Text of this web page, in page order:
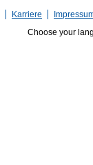
Karriere
Choose your